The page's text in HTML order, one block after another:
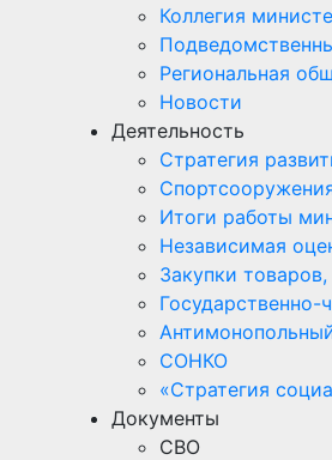
Коллегия
Региональная
Новости
Деятельность
Стратегия
Итоги работы
Независимая
Закупки
Государственно-
СОНКО
«Стратегия
Документы
СВО